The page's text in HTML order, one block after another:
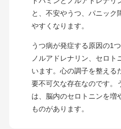
と、不安やうつ、パニック
やすくなります。
うつ病が発症する原因の1
ノルアドレナリン、セロト
います。心の調子を整える
要不可欠な存在なのです。
は、脳内のセロトニンを増
ものがあります。